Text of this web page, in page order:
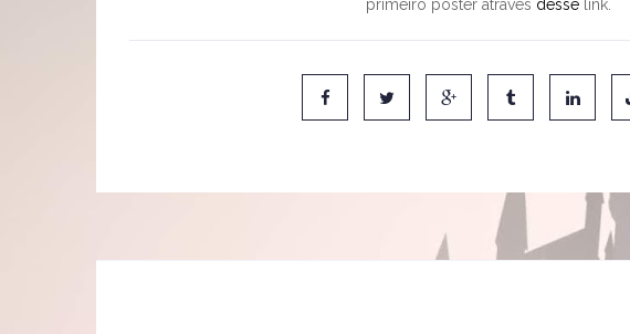
primeiro pôster através desse link.